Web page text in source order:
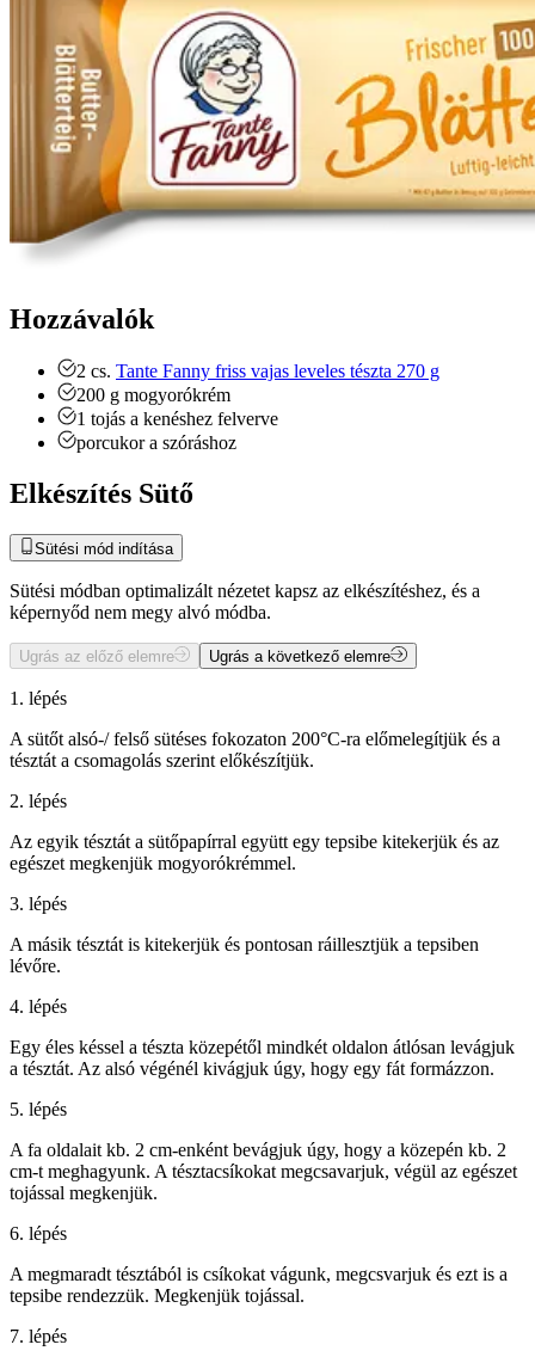
Hozzávalók
2 cs. Tante Fanny friss vajas leveles tészta 270 g
200 g mogyorókrém
1 tojás a kenéshez felverve
porcukor a szóráshoz
Elkészítés Sütő
Sütési mód indítása
Sütési módban optimalizált nézetet kapsz az elkészítéshez, és a
képernyőd nem megy alvó módba.
Ugrás az előző elemre Ugrás a következő elemre
1. lépés
A sütőt alsó-/ felső sütéses fokozaton 200°C-ra előmelegítjük és a
tésztát a csomagolás szerint előkészítjük.
2. lépés
Az egyik tésztát a sütőpapírral együtt egy tepsibe kitekerjük és az
egészet megkenjük mogyorókrémmel.
3. lépés
A másik tésztát is kitekerjük és pontosan ráillesztjük a tepsiben
lévőre.
4. lépés
Egy éles késsel a tészta közepétől mindkét oldalon átlósan levágjuk
a tésztát. Az alsó végénél kivágjuk úgy, hogy egy fát formázzon.
5. lépés
A fa oldalait kb. 2 cm-enként bevágjuk úgy, hogy a közepén kb. 2
cm-t meghagyunk. A tésztacsíkokat megcsavarjuk, végül az egészet
tojással megkenjük.
6. lépés
A megmaradt tésztából is csíkokat vágunk, megcsvarjuk és ezt is a
tepsibe rendezzük. Megkenjük tojással.
7. lépés